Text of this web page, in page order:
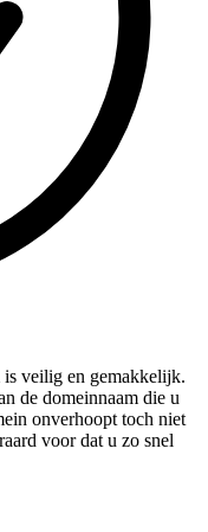
veilig en gemakkelijk.
de domeinnaam die u
onverhoopt toch niet
voor dat u zo snel